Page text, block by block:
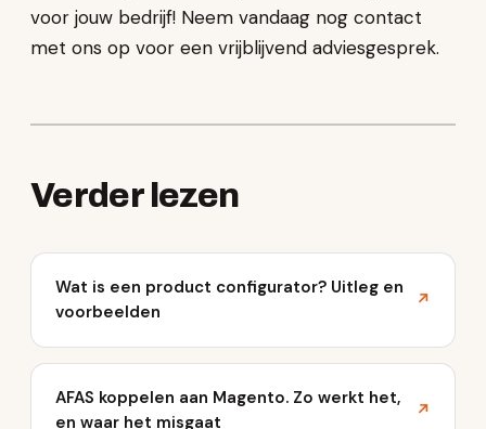
voor jouw bedrijf! Neem vandaag nog contact
met ons op voor een vrijblijvend adviesgesprek.
Verder lezen
Wat is een product configurator? Uitleg en
voorbeelden
↗
AFAS koppelen aan Magento. Zo werkt het,
en waar het misgaat
↗